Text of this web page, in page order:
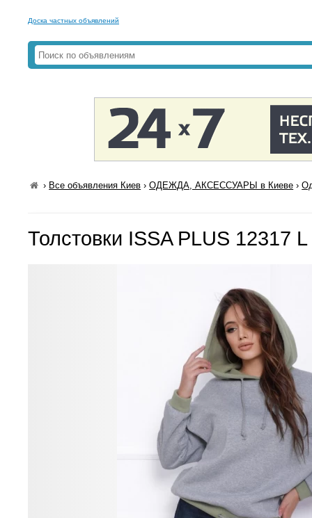
Доска частных объявлений
› Все объявления Киев ›ОДЕЖДА, АКСЕССУАРЫ в Киеве ›
Толстовки ISSA PLUS 12317